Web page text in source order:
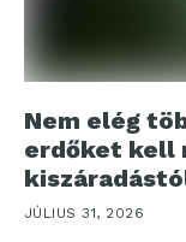
Nem elég
erdőket kell
JÚLIUS 31, 2026